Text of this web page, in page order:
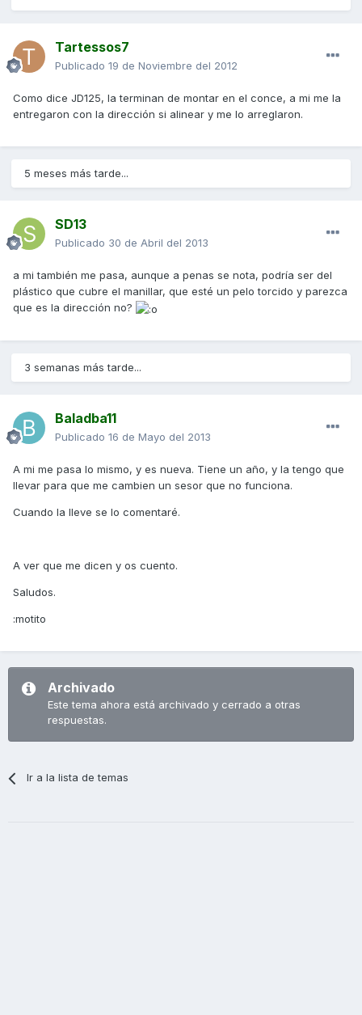
Tartessos7
Publicado 19 de Noviembre del 2012
Como dice JD125, la terminan de montar en el conce, a mi me la
entregaron con la dirección si alinear y me lo arreglaron.
5 meses más tarde...
SD13
Publicado 30 de Abril del 2013
a mi también me pasa, aunque a penas se nota, podría ser del
plástico que cubre el manillar, que esté un pelo torcido y parezca
que es la dirección no?
3 semanas más tarde...
Baladba11
Publicado 16 de Mayo del 2013
A mi me pasa lo mismo, y es nueva. Tiene un año, y la tengo que
llevar para que me cambien un sesor que no funciona.
Cuando la lleve se lo comentaré.
A ver que me dicen y os cuento.
Saludos.
:motito
Archivado
Este tema ahora está archivado y cerrado a otras
respuestas.
Ir a la lista de temas